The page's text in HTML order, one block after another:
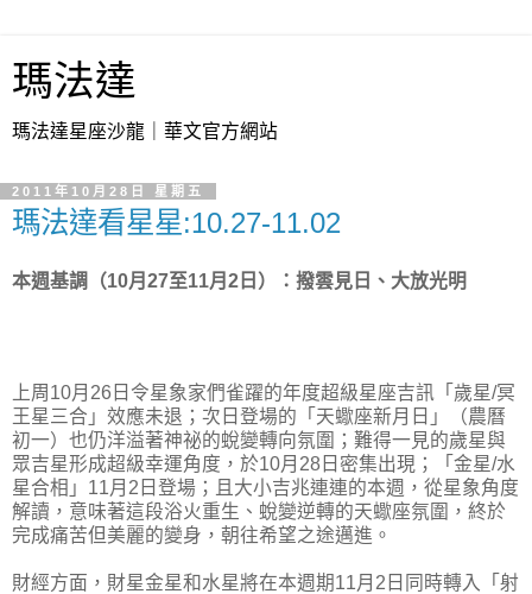
瑪法達
瑪法達星座沙龍｜華文官方網站
2011年10月28日 星期五
瑪法達看星星:10.27-11.02
本週基調（10月27至11月2日）：撥雲見日、大放光明
上周10月26日令星象家們雀躍的年度超級星座吉訊「歲星/冥
王星三合」效應未退；次日登場的「天蠍座新月日」（農曆
初一）也仍洋溢著神祕的蛻變轉向氛圍；難得一見的歲星與
眾吉星形成超級幸運角度，於10月28日密集出現；「金星/水
星合相」11月2日登場；且大小吉兆連連的本週，從星象角度
解讀，意味著這段浴火重生、蛻變逆轉的天蠍座氛圍，終於
完成痛苦但美麗的變身，朝往希望之途邁進。
財經方面，財星金星和水星將在本週期11月2日同時轉入「射